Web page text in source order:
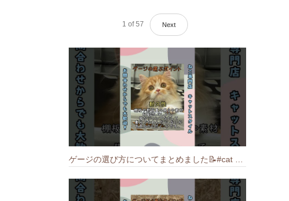
1 of 57 Next
ゲージの選び方についてまとめました️📝#cat #猫のいる暮らし #ねこ #キャット #munchkin